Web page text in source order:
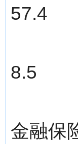
57.4
8.5
金融保